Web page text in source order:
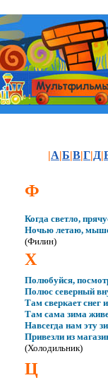
|А|Б|В|Г|Д|
Ф
Когда светло,
Ночью летаю,
(Филин)
Х
Полюбуйся,
Полюс северный
Там сверкает снег
Там сама зима
Навсегда нам эту
Привезли из
(Холодильник)
Ц